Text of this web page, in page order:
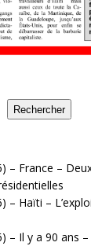
Rechercher
– France –
– Haïti –
– Il y a 90 ans